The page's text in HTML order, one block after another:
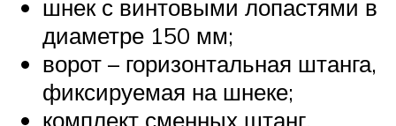
шнек с винтовыми лопастями в
диаметре 150 мм;
ворот – горизонтальная штанга,
фиксируемая на шнеке;
комплект сменных штанг,